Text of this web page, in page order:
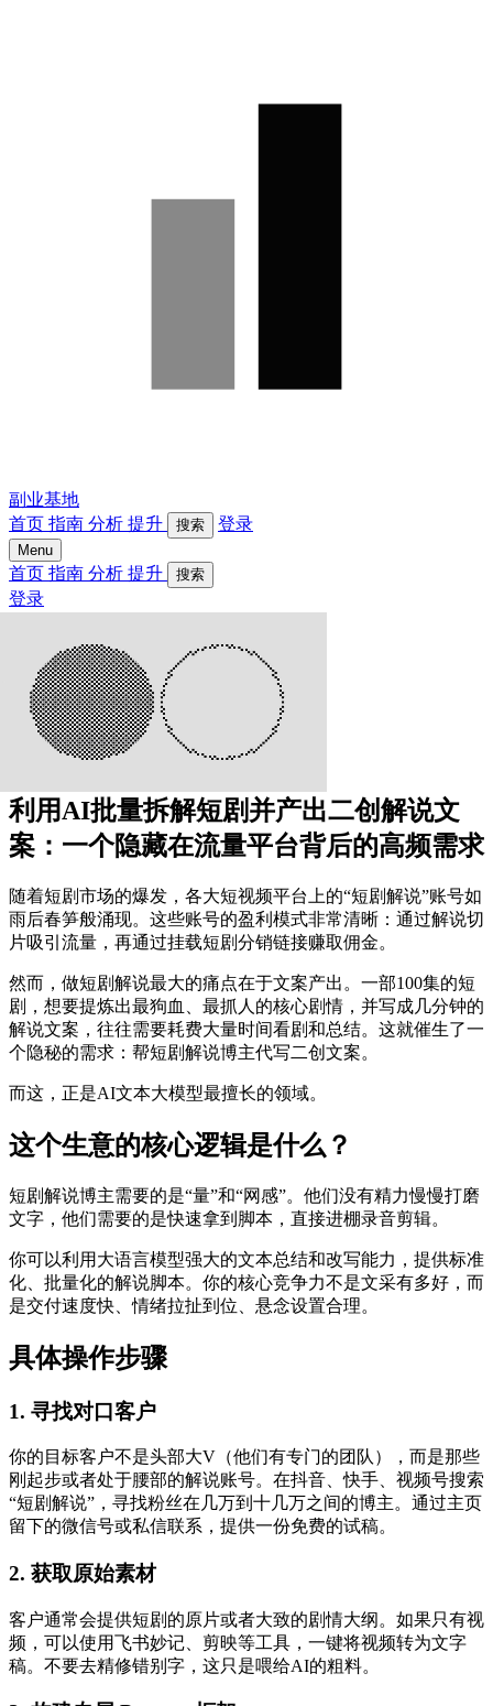
副业基地
首页 指南 分析 提升 搜索 登录
Menu
首页 指南 分析 提升 搜索
登录
利用AI批量拆解短剧并产出二创解说文
案：一个隐藏在流量平台背后的高频需求
随着短剧市场的爆发，各大短视频平台上的“短剧解说”账号如
雨后春笋般涌现。这些账号的盈利模式非常清晰：通过解说切
片吸引流量，再通过挂载短剧分销链接赚取佣金。
然而，做短剧解说最大的痛点在于文案产出。一部100集的短
剧，想要提炼出最狗血、最抓人的核心剧情，并写成几分钟的
解说文案，往往需要耗费大量时间看剧和总结。这就催生了一
个隐秘的需求：帮短剧解说博主代写二创文案。
而这，正是AI文本大模型最擅长的领域。
这个生意的核心逻辑是什么？
短剧解说博主需要的是“量”和“网感”。他们没有精力慢慢打磨
文字，他们需要的是快速拿到脚本，直接进棚录音剪辑。
你可以利用大语言模型强大的文本总结和改写能力，提供标准
化、批量化的解说脚本。你的核心竞争力不是文采有多好，而
是交付速度快、情绪拉扯到位、悬念设置合理。
具体操作步骤
1. 寻找对口客户
你的目标客户不是头部大V（他们有专门的团队），而是那些
刚起步或者处于腰部的解说账号。在抖音、快手、视频号搜索
“短剧解说”，寻找粉丝在几万到十几万之间的博主。通过主页
留下的微信号或私信联系，提供一份免费的试稿。
2. 获取原始素材
客户通常会提供短剧的原片或者大致的剧情大纲。如果只有视
频，可以使用飞书妙记、剪映等工具，一键将视频转为文字
稿。不要去精修错别字，这只是喂给AI的粗料。